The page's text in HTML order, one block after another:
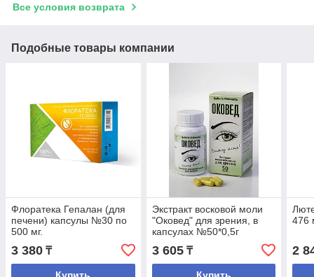
Все условия возврата
Подобные товары компании
Флоратека Гепалан (для
печени) капсулы №30 по
500 мг.
3 380 ₸
Экстракт восковой моли
"Оковед" для зрения, в
капсулах №50*0,5г
3 605₸
476
2